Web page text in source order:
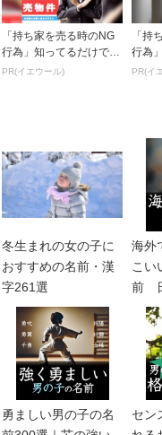
「持ち家を売る時のNG
行為」知ってるだけで得
する事とは
PR(イエウール)
「持
行為
する
PR(イ
冬生まれの女の子に
おすすめの名前・漢
字261選
海外
こい
前
な
勇ましい男の子の名
セン